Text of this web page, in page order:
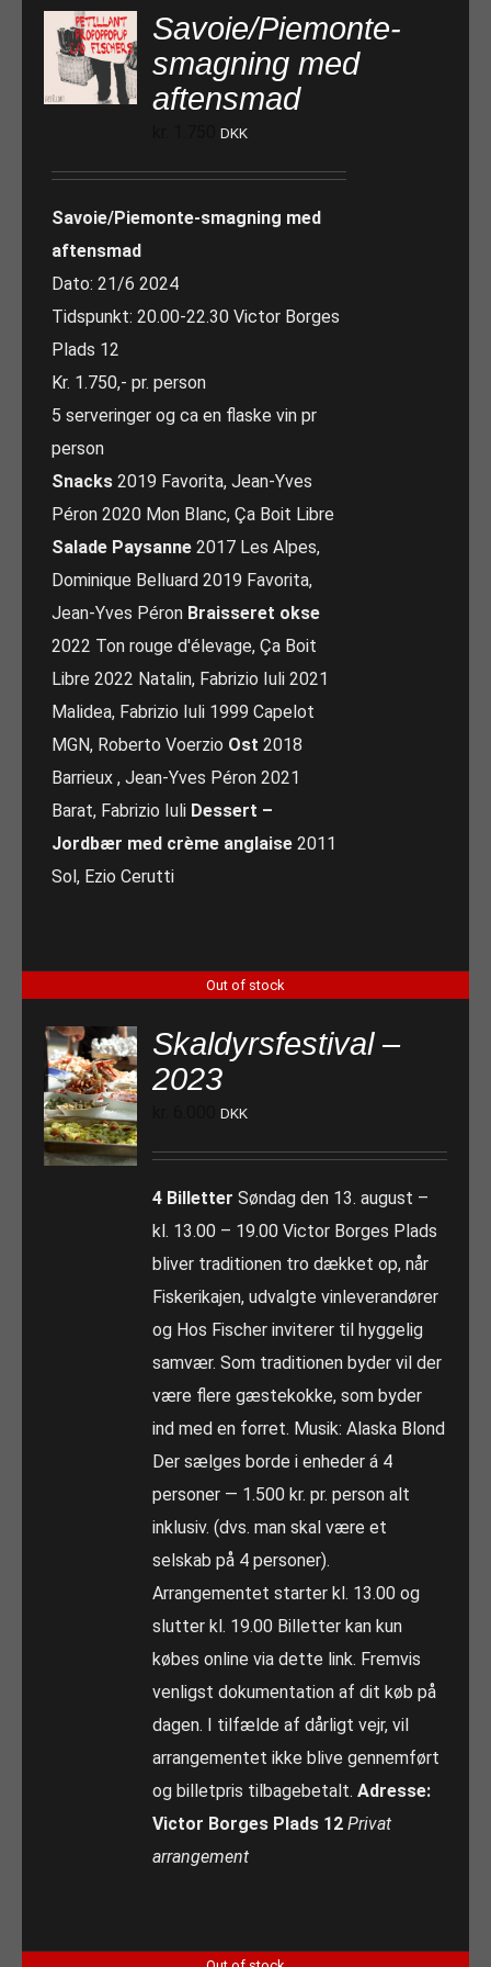
Savoie/Piemonte-
smagning med
aftensmad
DKK
Savoie/Piemonte-smagning med
aftensmad
Dato: 21/6 2024
Tidspunkt: 20.00-22.30 Victor Borges
Plads 12
Kr. 1.750,- pr. person
5 serveringer og ca en flaske vin pr
person
Snacks 2019 Favorita, Jean-Yves
Péron 2020 Mon Blanc, Ça Boit Libre
Salade Paysanne 2017 Les Alpes,
Dominique Belluard 2019 Favorita,
Jean-Yves Péron Braisseret okse
2022 Ton rouge d'élevage, Ça Boit
Libre 2022 Natalin, Fabrizio Iuli 2021
Malidea, Fabrizio Iuli 1999 Capelot
MGN, Roberto Voerzio Ost 2018
Barrieux , Jean-Yves Péron 2021
Barat, Fabrizio Iuli Dessert –
Jordbær med crème anglaise 2011
Sol, Ezio Cerutti
Out of stock
Skaldyrsfestival –
2023
DKK
4 Billetter Søndag den 13. august –
kl. 13.00 – 19.00 Victor Borges Plads
bliver traditionen tro dækket op, når
Fiskerikajen, udvalgte vinleverandører
og Hos Fischer inviterer til hyggelig
samvær. Som traditionen byder vil der
være flere gæstekokke, som byder
ind med en forret. Musik: Alaska Blond
Der sælges borde i enheder á 4
personer — 1.500 kr. pr. person alt
inklusiv. (dvs. man skal være et
selskab på 4 personer).
Arrangementet starter kl. 13.00 og
slutter kl. 19.00 Billetter kan kun
købes online via dette link. Fremvis
venligst dokumentation af dit køb på
dagen. I tilfælde af dårligt vejr, vil
arrangementet ikke blive gennemført
og billetpris tilbagebetalt.Adresse:
Victor Borges Plads 12 Privat
arrangement